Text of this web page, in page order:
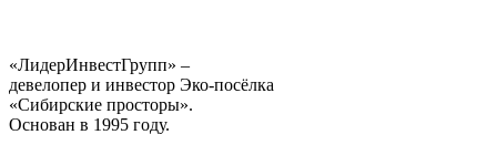
«ЛидерИнвестГрупп» –
девелопер и инвестор Эко-посёлка
«Сибирские просторы».
Основан в 1995 году.